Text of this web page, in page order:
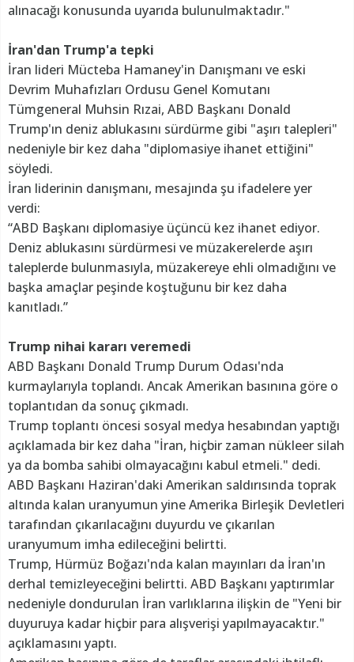
alınacağı konusunda uyarıda bulunulmaktadır."
İran'dan Trump'a tepki
İran lideri Mücteba Hamaney'in Danışmanı ve eski
Devrim Muhafızları Ordusu Genel Komutanı
Tümgeneral Muhsin Rızai, ABD Başkanı Donald
Trump'ın deniz ablukasını sürdürme gibi "aşırı talepleri"
nedeniyle bir kez daha "diplomasiye ihanet ettiğini"
söyledi.
İran liderinin danışmanı, mesajında şu ifadelere yer
verdi:
“ABD Başkanı diplomasiye üçüncü kez ihanet ediyor.
Deniz ablukasını sürdürmesi ve müzakerelerde aşırı
taleplerde bulunmasıyla, müzakereye ehli olmadığını ve
başka amaçlar peşinde koştuğunu bir kez daha
kanıtladı.”
Trump nihai kararı veremedi
ABD Başkanı Donald Trump Durum Odası'nda
kurmaylarıyla toplandı. Ancak Amerikan basınına göre o
toplantıdan da sonuç çıkmadı.
Trump toplantı öncesi sosyal medya hesabından yaptığı
açıklamada bir kez daha "İran, hiçbir zaman nükleer silah
ya da bomba sahibi olmayacağını kabul etmeli." dedi.
ABD Başkanı Haziran'daki Amerikan saldırısında toprak
altında kalan uranyumun yine Amerika Birleşik Devletleri
tarafından çıkarılacağını duyurdu ve çıkarılan
uranyumum imha edileceğini belirtti.
Trump, Hürmüz Boğazı'nda kalan mayınları da İran'ın
derhal temizleyeceğini belirtti. ABD Başkanı yaptırımlar
nedeniyle dondurulan İran varlıklarına ilişkin de "Yeni bir
duyuruya kadar hiçbir para alışverişi yapılmayacaktır."
açıklamasını yaptı.